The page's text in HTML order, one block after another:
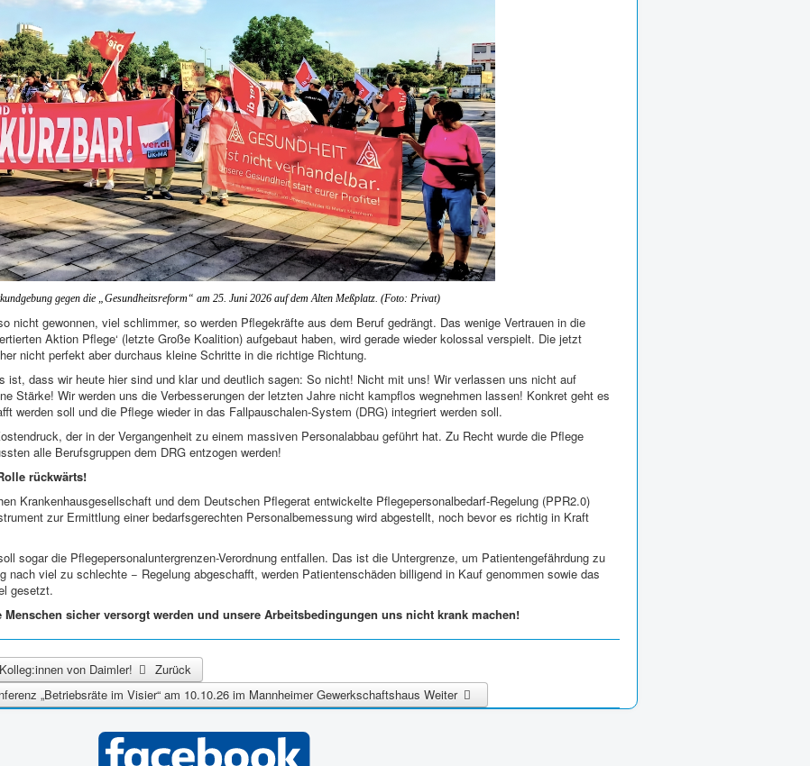
gegen die „Gesundheitsreform“ am 25. Juni 2026 auf dem Alten Meßplatz. (Foto: Privat)
nicht gewonnen, viel schlimmer, so werden Pflegekräfte aus dem Beruf gedrängt. Das wenige Vertrauen in die
Aktion Pflege‘ (letzte Große Koalition) aufgebaut haben, wird gerade wieder kolossal verspielt. Die jetzt
nicht perfekt aber durchaus kleine Schritte in die richtige Richtung.
ist, dass wir heute hier sind und klar und deutlich sagen: So nicht! Nicht mit uns! Wir verlassen uns nicht auf
Stärke! Wir werden uns die Verbesserungen der letzten Jahre nicht kampflos wegnehmen lassen! Konkret geht es
werden soll und die Pflege wieder in das Fallpauschalen-System (DRG) integriert werden soll.
der in der Vergangenheit zu einem massiven Personalabbau geführt hat. Zu Recht wurde die Pflege
alle Berufsgruppen dem DRG entzogen werden!
rückwärts!
Krankenhausgesellschaft und dem Deutschen Pflegerat entwickelte Pflegepersonalbedarf-Regelung (PPR2.0)
zur Ermittlung einer bedarfsgerechten Personalbemessung wird abgestellt, noch bevor es richtig in Kraft
sogar die Pflegepersonaluntergrenzen-Verordnung entfallen. Das ist die Untergrenze, um Patientengefährdung zu
nach viel zu schlechte − Regelung abgeschafft, werden Patientenschäden billigend in Kauf genommen sowie das
gesetzt.
sicher versorgt werden und unsere Arbeitsbedingungen uns nicht krank machen!
von Daimler!
Zurück
„Betriebsräte im Visier“ am 10.10.26 im Mannheimer Gewerkschaftshaus Weiter